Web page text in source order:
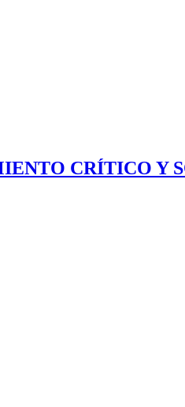
CRÍTICO Y